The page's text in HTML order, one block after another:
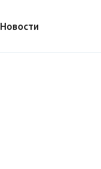
Новости